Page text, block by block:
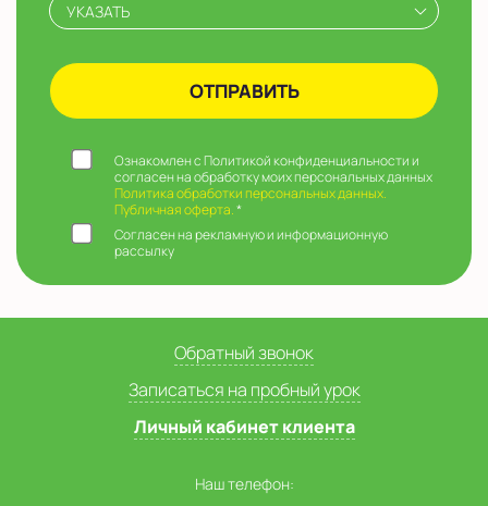
УКАЗАТЬ
Ознакомлен с Политикой конфиденциальности и
согласен на обработку моих персональных данных
Политика обработки персональных данных.
Публичная оферта.*
Согласен на рекламную и информационную
рассылку
Обратный звонок
Записаться на пробный урок
Личный кабинет клиента
Наш телефон: